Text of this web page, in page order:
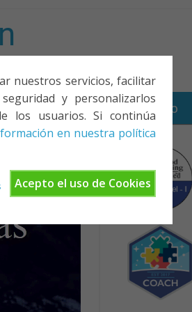
nuestros servicios, facilitar
y personalizarlos
los usuarios. Si continúa
en nuestra política
Acepto el uso de Cookies
YOUTUBE CONTACTO